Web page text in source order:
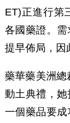
ET)正進行第
各國藥證。
提早佈局，因
藥華藥美洲
動土典禮，
一個藥品要成